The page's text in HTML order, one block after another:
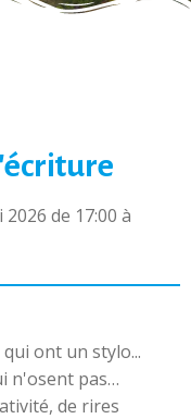
2026 de 17:00 à
ont un stylo...
n'osent pas…
de rires